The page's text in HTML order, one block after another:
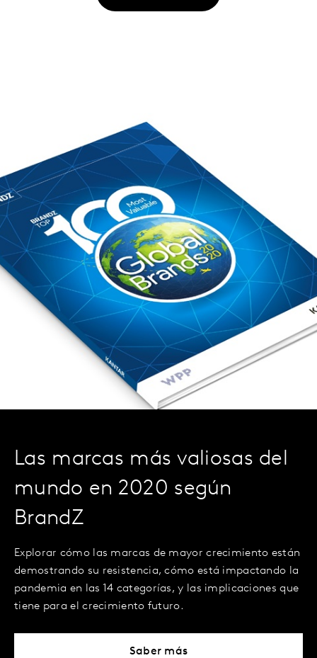
Las marcas más valiosas del
mundo en 2020 según
BrandZ
Explorar cómo las marcas de mayor crecimiento están
demostrando su resistencia, cómo está impactando la
pandemia en las 14 categorías, y las implicaciones que
tiene para el crecimiento futuro.
Saber más